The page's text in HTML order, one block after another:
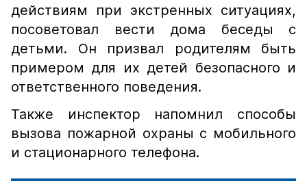
действиям при экстренных ситуациях,
посоветовал вести дома беседы с
детьми. Он призвал родителям быть
примером для их детей безопасного и
ответственного поведения.
Также инспектор напомнил способы
вызова пожарной охраны с мобильного
и стационарного телефона.